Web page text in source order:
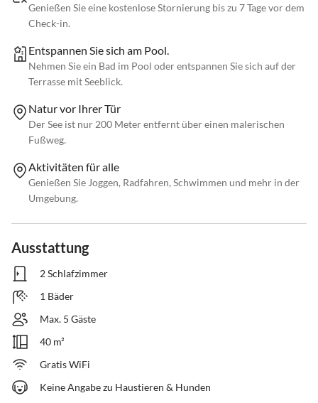
Genießen Sie eine kostenlose Stornierung bis zu 7 Tage vor dem
Check-in.
Entspannen Sie sich am Pool.
Nehmen Sie ein Bad im Pool oder entspannen Sie sich auf der
Terrasse mit Seeblick.
Natur vor Ihrer Tür
Der See ist nur 200 Meter entfernt über einen malerischen
Fußweg.
Aktivitäten für alle
Genießen Sie Joggen, Radfahren, Schwimmen und mehr in der
Umgebung.
Ausstattung
2 Schlafzimmer
1 Bäder
Max. 5 Gäste
40 m²
Gratis WiFi
Keine Angabe zu Haustieren & Hunden